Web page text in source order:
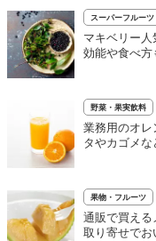
スーパーフルーツ
マキベリー人
効能や食べ方
野菜・果実飲料
業務用のオレ
タやカゴメな
果物・フルーツ
通販で買える
取り寄せでお